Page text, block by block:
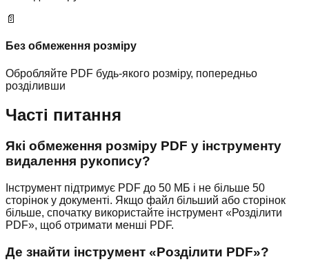
📄
Без обмеження розміру
Обробляйте PDF будь-якого розміру, попередньо
розділивши
Часті питання
Які обмеження розміру PDF у інструменту
видалення рукопису?
Інструмент підтримує PDF до 50 МБ і не більше 50
сторінок у документі. Якщо файл більший або сторінок
більше, спочатку використайте інструмент «Розділити
PDF», щоб отримати менші PDF.
Де знайти інструмент «Розділити PDF»?